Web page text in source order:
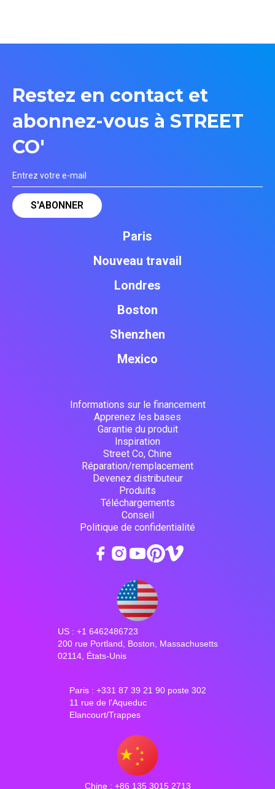
Restez en contact et
abonnez-vous à STREET
CO'
Paris
Nouveau travail
Londres
Boston
Shenzhen
Mexico
Informations sur le financement
Apprenez les bases
Garantie du produit
Inspiration
Street Co, Chine
Réparation/remplacement
Devenez distributeur
Produits
Téléchargements
Conseil
Politique de confidentialité
US : +1 6462486723
200 rue Portland, Boston, Massachusetts
02114, États-Unis
Paris : +331 87 39 21 90 poste 302
11 rue de l'Aqueduc
Elancourt/Trappes
Chine : +86 135 3015 2713